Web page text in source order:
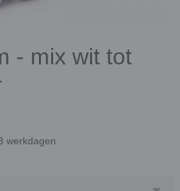
- mix wit tot
werkdagen